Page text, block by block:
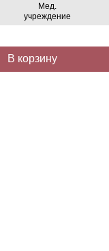
Мед.
учреждение
В корзину